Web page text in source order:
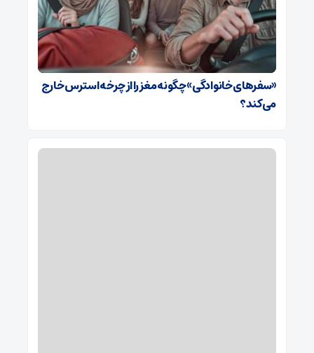
«سفرهای خانوادگی» چگونه مغز را از چرخه استرس خارج
می‌کند؟